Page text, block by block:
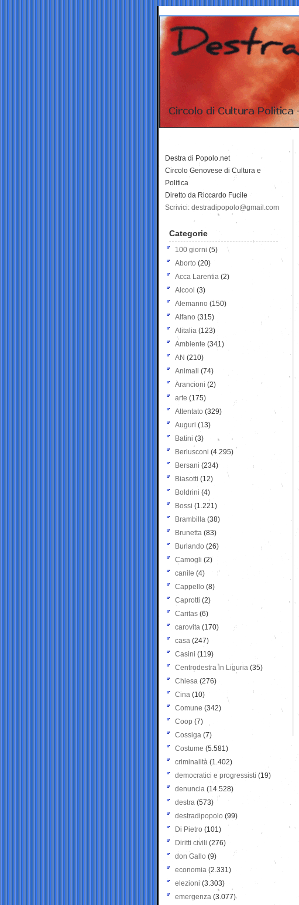
Destra di Popolo.net
Circolo Genovese di Cultura e
Politica
Diretto da Riccardo Fucile
Scrivici: destradipopolo@gmail.com
Categorie
100 giorni (5)
Aborto (20)
Acca Larentia (2)
Alcool (3)
Alemanno (150)
Alfano (315)
Alitalia (123)
Ambiente (341)
AN (210)
Animali (74)
Arancioni (2)
arte (175)
Attentato (329)
Auguri (13)
Batini (3)
Berlusconi (4.295)
Bersani (234)
Biasotti (12)
Boldrini (4)
Bossi (1.221)
Brambilla (38)
Brunetta (83)
Burlando (26)
Camogli (2)
canile (4)
Cappello (8)
Caprotti (2)
Caritas (6)
carovita (170)
casa (247)
Casini (119)
Centrodestra in Liguria (35)
Chiesa (276)
Cina (10)
Comune (342)
Coop (7)
Cossiga (7)
Costume (5.581)
criminalità (1.402)
democratici e progressisti (19)
denuncia (14.528)
destra (573)
destradipopolo (99)
Di Pietro (101)
Diritti civili (276)
don Gallo (9)
economia (2.331)
elezioni (3.303)
emergenza (3.077)